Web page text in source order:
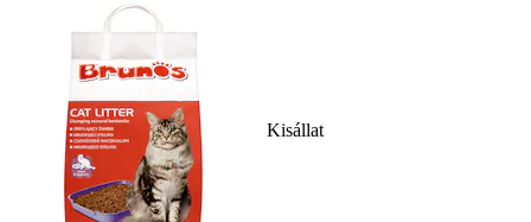
Kisállat